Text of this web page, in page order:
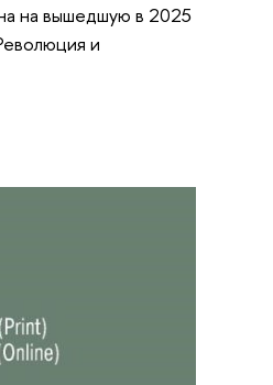
на вышедшую в 2025
и